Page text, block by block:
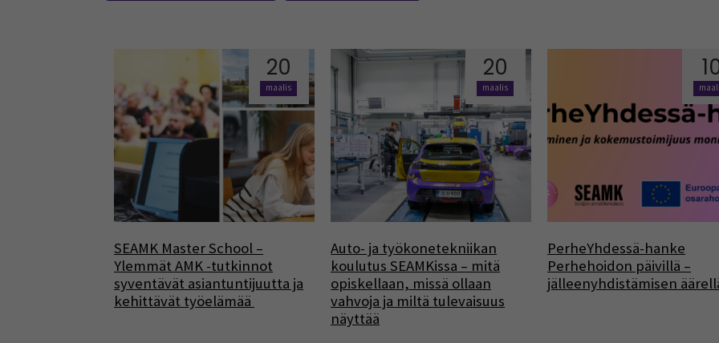
20
maalis
SEAMK Master School –
Ylemmät AMK -tutkinnot
syventävät asiantuntijuutta ja
kehittävät työelämää
20
maalis
Auto- ja työkonetekniikan
koulutus SEAMKissa – mitä
opiskellaan, missä ollaan
vahvoja ja miltä tulevaisuus
näyttää
PerheYhdessä-hanke
Perhehoidon päivillä –
jälleenyhdistämisen